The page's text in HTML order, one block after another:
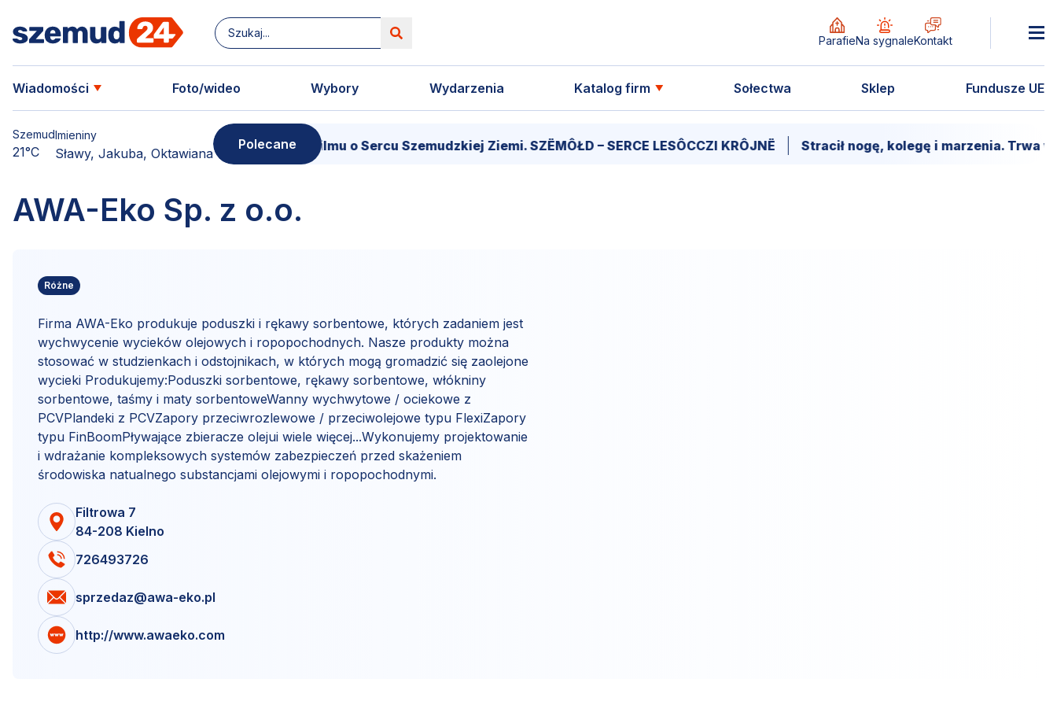
ParafieNa sygnaleKontakt
Wiadomości Foto/wideo Wybory Wydarzenia Katalog firm Sołectwa Sklep Fundusze UE
Szemud
21°C
Imieniny
Sławy, Jakuba, Oktawiana
Polecane
zamów swoją kopię! 15 marca - Premiera filmu o Sercu Szemudzkiej Ziemi. SZËMÔŁD – SERCE LESÔCCZI KRÔJNË Stracił nogę, kolegę i marzenia. Trwa
AWA-Eko Sp. z o.o.
Różne
Firma AWA-Eko produkuje poduszki i rękawy sorbentowe, których zadaniem jest
wychwycenie wycieków olejowych i ropopochodnych. Nasze produkty można
stosować w studzienkach i odstojnikach, w których mogą gromadzić się zaolejone
wycieki Produkujemy:Poduszki sorbentowe, rękawy sorbentowe, włókniny
sorbentowe, taśmy i maty sorbentoweWanny wychwytowe / ociekowe z
PCVPlandeki z PCVZapory przeciwrozlewowe / przeciwolejowe typu FlexiZapory
typu FinBoomPływające zbieracze olejui wiele więcej...Wykonujemy projektowanie
i wdrażanie kompleksowych systemów zabezpieczeń przed skażeniem
środowiska natualnego substancjami olejowymi i ropopochodnymi.
Filtrowa 7
84-208 Kielno
726493726
sprzedaz@awa-eko.pl
http://www.awaeko.com